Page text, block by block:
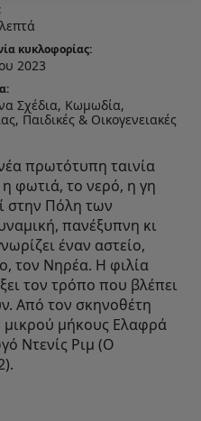
κυκλοφορίας:
2023
Σχέδια, Κωμωδία,
Παιδικές & Οικογενειακές
πρωτότυπη ταινία
φωτιά, το νερό, η γη
στην Πόλη των
πανέξυπνη κι
έναν αστείο,
τον Νηρέα. Η φιλία
τον τρόπο που βλέπει
Από τον σκηνοθέτη
μήκους Ελαφρά
Ντενίς Ριμ (Ο